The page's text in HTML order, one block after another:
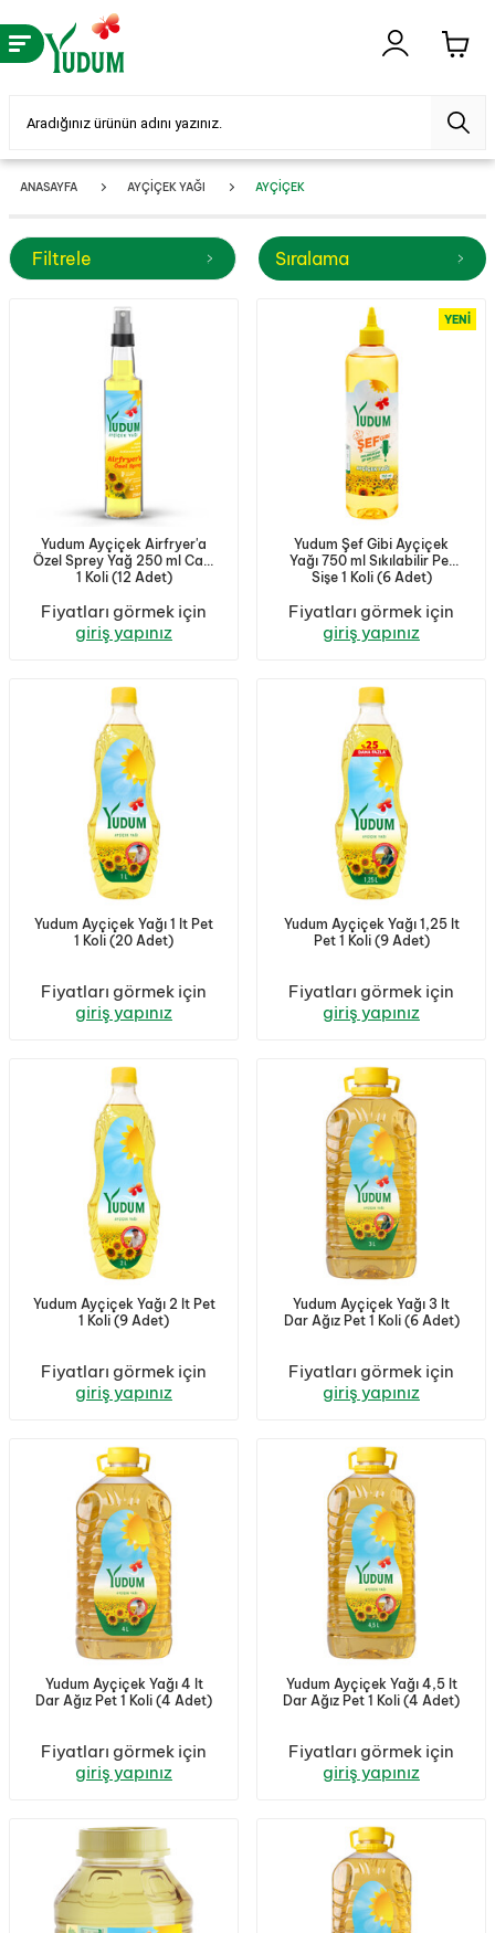
ANASAYFA AYÇIÇEK YAĞI AYÇIÇEK
Filtrele Sıralama
Yudum Ayçiçek Airfryer'a
Özel Sprey Yağ 250 ml Cam
1 Koli (12 Adet)
Fiyatları görmek için
giriş yapınız
YENI
Yudum Şef Gibi Ayçiçek
Yağı 750 ml Sıkılabilir Pet
Sişe 1 Koli (6 Adet)
Fiyatları görmek için
giriş yapınız
Yudum Ayçiçek Yağı 1 lt Pet
1 Koli (20 Adet)
Fiyatları görmek için
giriş yapınız
Yudum Ayçiçek Yağı 1,25 lt
Pet 1 Koli (9 Adet)
Fiyatları görmek için
giriş yapınız
Yudum Ayçiçek Yağı 2 lt Pet
1 Koli (9 Adet)
Fiyatları görmek için
giriş yapınız
Yudum Ayçiçek Yağı 3 lt
Dar Ağız Pet 1 Koli (6 Adet)
Fiyatları görmek için
giriş yapınız
Yudum Ayçiçek Yağı 4 lt
Dar Ağız Pet 1 Koli (4 Adet)
Fiyatları görmek için
giriş yapınız
Yudum Ayçiçek Yağı 4,5 lt
Dar Ağız Pet 1 Koli (4 Adet)
Fiyatları görmek için
giriş yapınız